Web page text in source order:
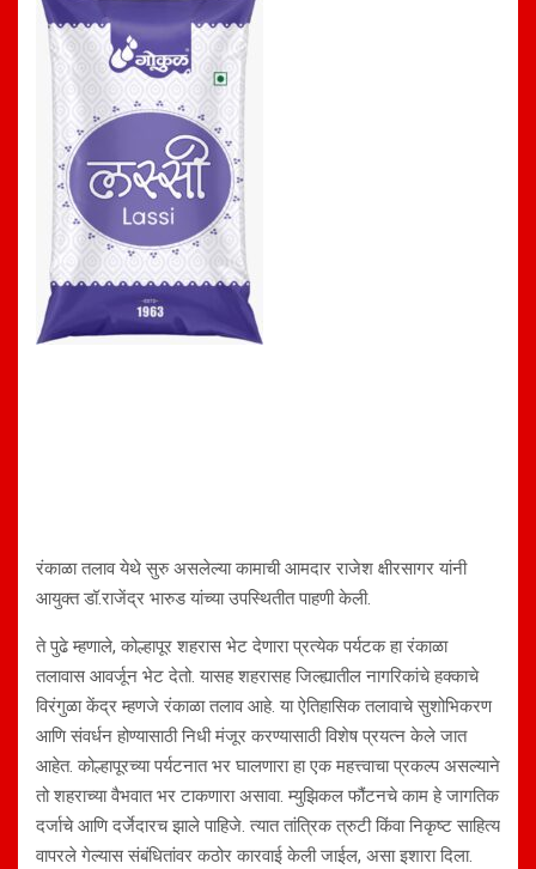
रंकाळा तलाव येथे सुरु असलेल्या कामाची आमदार राजेश क्षीरसागर यांनी
आयुक्त डॉ.राजेंद्र भारुड यांच्या उपस्थितीत पाहणी केली.
ते पुढे म्हणाले, कोल्हापूर शहरास भेट देणारा प्रत्येक पर्यटक हा रंकाळा
तलावास आवर्जून भेट देतो. यासह शहरासह जिल्ह्यातील नागरिकांचे हक्काचे
विरंगुळा केंद्र म्हणजे रंकाळा तलाव आहे. या ऐतिहासिक तलावाचे सुशोभिकरण
आणि संवर्धन होण्यासाठी निधी मंजूर करण्यासाठी विशेष प्रयत्न केले जात
आहेत. कोल्हापूरच्या पर्यटनात भर घालणारा हा एक महत्त्वाचा प्रकल्प असल्याने
तो शहराच्या वैभवात भर टाकणारा असावा. म्युझिकल फौंटनचे काम हे जागतिक
दर्जाचे आणि दर्जेदारच झाले पाहिजे. त्यात तांत्रिक त्रुटी किंवा निकृष्ट साहित्य
वापरले गेल्यास संबंधितांवर कठोर कारवाई केली जाईल, असा इशारा दिला.